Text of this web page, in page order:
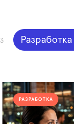
3 Разработка
РАЗРАБОТКА